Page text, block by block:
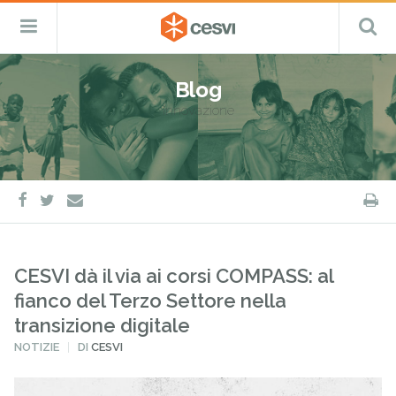
Salta
al
contenuto
CESVI
Fondazione
–
ETS
Cooperazione,
Emergenza
e
Sviluppo
Menu
Blog
innovazione
facebook
twitter
e-
mail
CESVI dà il via ai corsi COMPASS: al
fianco del Terzo Settore nella
transizione digitale
PUBBLICATO
NOTIZIE DICESVI